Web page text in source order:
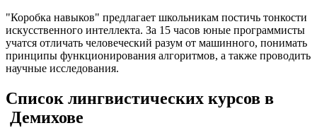
"Коробка навыков" предлагает школьникам постичь тонкости
искусственного интеллекта. За 15 часов юные программисты
учатся отличать человеческий разум от машинного, понимать
принципы функционирования алгоритмов, а также проводить
научные исследования.
Список лингвистических курсов в
Демихове